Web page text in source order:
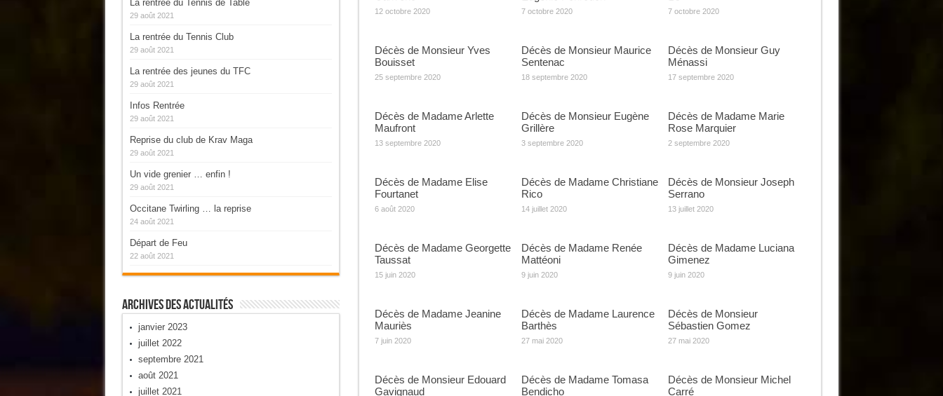
12 octobre 2020 7 octobre 2020 7 octobre 2020
Décès de Monsieur Yves
Bouisset
25 septembre 2020
Décès de Monsieur Maurice
Sentenac
18 septembre 2020
Décès de Monsieur Guy
Ménassi
17 septembre 2020
Décès de Madame Arlette
Maufront
13 septembre 2020
Décès de Monsieur Eugène
Grillère
3 septembre 2020
Décès de Madame Marie
Rose Marquier
2 septembre 2020
Décès de Madame Elise
Fourtanet
6 août 2020
Décès de Madame Christiane
Rico
14 juillet 2020
Décès de Monsieur Joseph
Serrano
13 juillet 2020
Décès de Madame Georgette
Taussat
15 juin 2020
Décès de Madame Renée
Mattéoni
9 juin 2020
Décès de Madame Luciana
Gimenez
9 juin 2020
Décès de Madame Jeanine
Mauriès
7 juin 2020
Décès de Madame Laurence
Barthès
27 mai 2020
Décès de Monsieur
Sébastien Gomez
27 mai 2020
Décès de Monsieur Edouard
Gavignaud
Décès de Madame Tomasa
Bendicho
Décès de Monsieur Michel
Carré
La rentrée du Tennis de Table
29 août 2021
La rentrée du Tennis Club
29 août 2021
La rentrée des jeunes du TFC
29 août 2021
Infos Rentrée
29 août 2021
Reprise du club de Krav Maga
29 août 2021
Un vide grenier … enfin !
29 août 2021
Occitane Twirling … la reprise
24 août 2021
Départ de Feu
22 août 2021
Archives Des Actualités
janvier 2023
juillet 2022
septembre 2021
août 2021
juillet 2021